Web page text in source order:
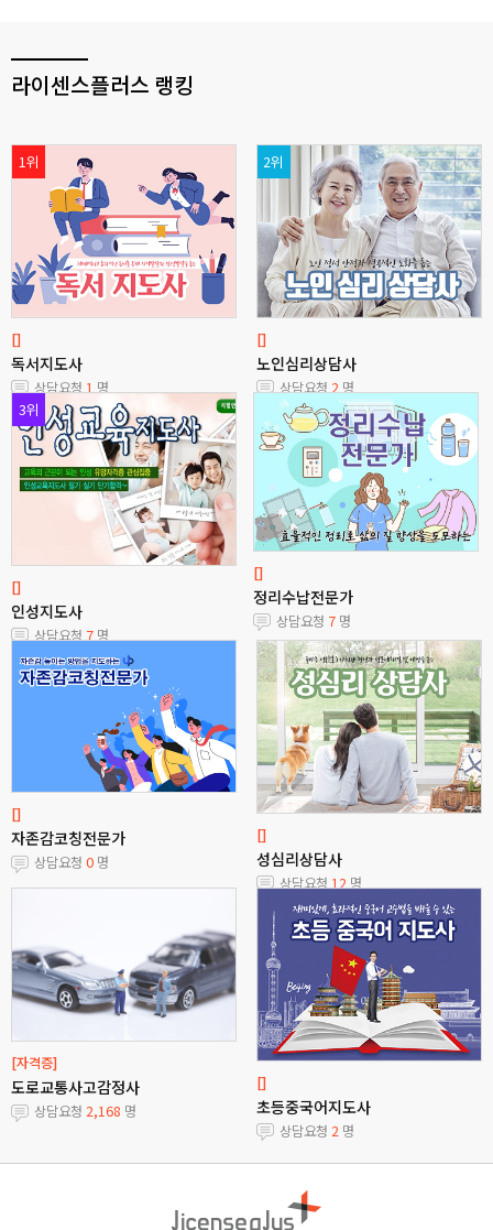
라이센스플러스 랭킹
1위
[]
독서지도사
상담요청 1 명
2위
[]
노인심리상담사
상담요청 2 명
3위
[]
인성지도사
상담요청 7 명
[]
정리수납전문가
상담요청 7명
[]
자존감코칭전문가
상담요청 0 명
[]
성심리상담사
상담요청 12 명
[자격증]
도로교통사고감정사
상담요청 2,168 명
[]
초등중국어지도사
상담요청 2 명